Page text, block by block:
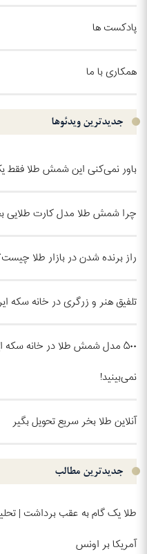
پادکست ها
همکاری با ما
جدیدترین ویدئو‌ها
باور نمی‌کنی این شمش طلا فقط
چرا شمش طلا مدل کارت طلایی
راز برنده شدن در بازار طلا
تلفیق هنر و زرگری در خانه سکه
۵۰۰ مدل شمش طلا در خانه سکه
نمی‌بینید!
آنلاین طلا بخر سریع تحویل بگیر
جدیدترین مطالب
آمریکا بر اونس